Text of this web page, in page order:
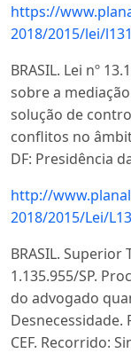
https://
2018/2015/lei/
BRASIL. Lei nº
sobre a
solução de
conflitos no
DF: Presidência
http://
2018/2015/Lei/
BRASIL. Superior
1.135.955/SP.
do advogado
Desnecessidade.
CEF. Recorrido: